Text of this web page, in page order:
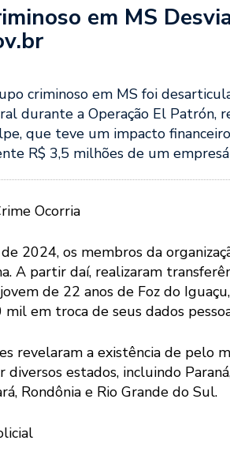
em MS
criminoso em MS foi
durante a Operação El Patrón,
que teve um impacto
R$ 3,5 milhões de um
Ocorria
2024, os membros da
A partir daí, realizaram
de 22 anos de Foz do
em troca de seus dados
revelaram a existência de pelo
diversos estados, incluindo
Rondônia e Rio Grande do Sul.